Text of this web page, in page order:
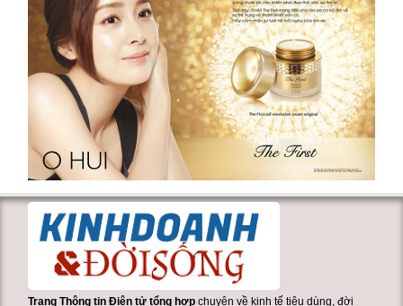
Trang Thông tin Điện tử tổng hợp chuyên về kinh tế tiêu dùng, đời